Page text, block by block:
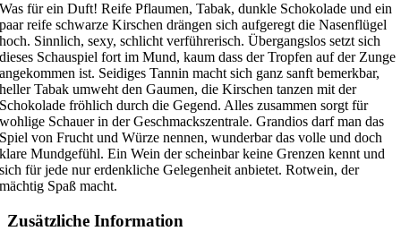
Was für ein Duft! Reife Pflaumen, Tabak, dunkle Schokolade und ein
paar reife schwarze Kirschen drängen sich aufgeregt die Nasenflügel
hoch. Sinnlich, sexy, schlicht verführerisch. Übergangslos setzt sich
dieses Schauspiel fort im Mund, kaum dass der Tropfen auf der Zunge
angekommen ist. Seidiges Tannin macht sich ganz sanft bemerkbar,
heller Tabak umweht den Gaumen, die Kirschen tanzen mit der
Schokolade fröhlich durch die Gegend. Alles zusammen sorgt für
wohlige Schauer in der Geschmackszentrale. Grandios darf man das
Spiel von Frucht und Würze nennen, wunderbar das volle und doch
klare Mundgefühl. Ein Wein der scheinbar keine Grenzen kennt und
sich für jede nur erdenkliche Gelegenheit anbietet. Rotwein, der
mächtig Spaß macht.
Zusätzliche Information